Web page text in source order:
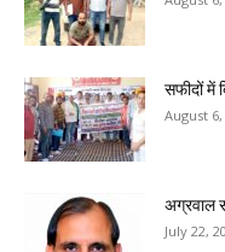
सफीदों में
August 6,
अग्रवाल
July 22,